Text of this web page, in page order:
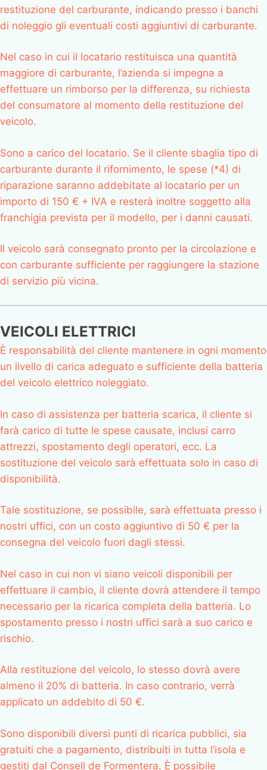
restituzione del carburante, indicando presso i banchi
di noleggio gli eventuali costi aggiuntivi di carburante.
Nel caso in cui il locatario restituisca una quantità
maggiore di carburante, l’azienda si impegna a
effettuare un rimborso per la differenza, su richiesta
del consumatore al momento della restituzione del
veicolo.
Sono a carico del locatario. Se il cliente sbaglia tipo di
carburante durante il rifornimento, le spese (*4) di
riparazione saranno addebitate al locatario per un
importo di 150 € + IVA e resterà inoltre soggetto alla
franchigia prevista per il modello, per i danni causati.
Il veicolo sarà consegnato pronto per la circolazione e
con carburante sufficiente per raggiungere la stazione
di servizio più vicina.
VEICOLI ELETTRICI
È responsabilità del cliente mantenere in ogni momento
un livello di carica adeguato e sufficiente della batteria
del veicolo elettrico noleggiato.
In caso di assistenza per batteria scarica, il cliente si
farà carico di tutte le spese causate, inclusi carro
attrezzi, spostamento degli operatori, ecc. La
sostituzione del veicolo sarà effettuata solo in caso di
disponibilità.
Tale sostituzione, se possibile, sarà effettuata presso i
nostri uffici, con un costo aggiuntivo di 50 € per la
consegna del veicolo fuori dagli stessi.
Nel caso in cui non vi siano veicoli disponibili per
effettuare il cambio, il cliente dovrà attendere il tempo
necessario per la ricarica completa della batteria. Lo
spostamento presso i nostri uffici sarà a suo carico e
rischio.
Alla restituzione del veicolo, lo stesso dovrà avere
almeno il 20% di batteria. In caso contrario, verrà
applicato un addebito di 50 €.
Sono disponibili diversi punti di ricarica pubblici, sia
gratuiti che a pagamento, distribuiti in tutta l’isola e
gestiti dal Consell de Formentera. È possibile